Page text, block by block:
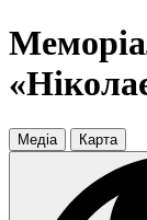
Медіа Карта